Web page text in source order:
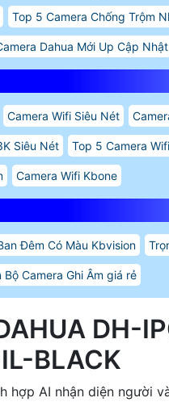
Top 5 Camera Chống Trộm
Dahua Mới Up Cập Nhật
Camera Wifi Siêu Nét
Siêu Nét Top 5 Camera
Camera Wifi Kbone
Đêm Có Màu Kbvision
Camera Ghi Âm giá rẻ
DH-
BLACK
hợp AI nhận diện người